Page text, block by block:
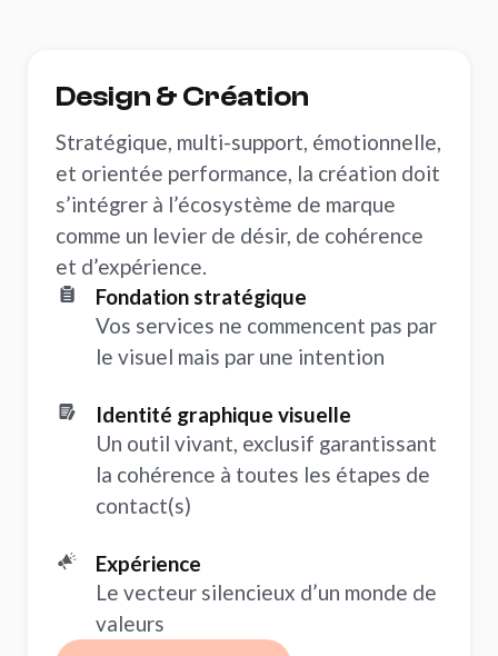
Design & Création
Stratégique, multi-support, émotionnelle,
et orientée performance, la création doit
s’intégrer à l’écosystème de marque
comme un levier de désir, de cohérence
et d’expérience.
Fondation stratégique
Vos services ne commencent pas par
le visuel mais par une intention
Identité graphique visuelle
Un outil vivant, exclusif garantissant
la cohérence à toutes les étapes de
contact(s)
Expérience
Le vecteur silencieux d’un monde de
valeurs